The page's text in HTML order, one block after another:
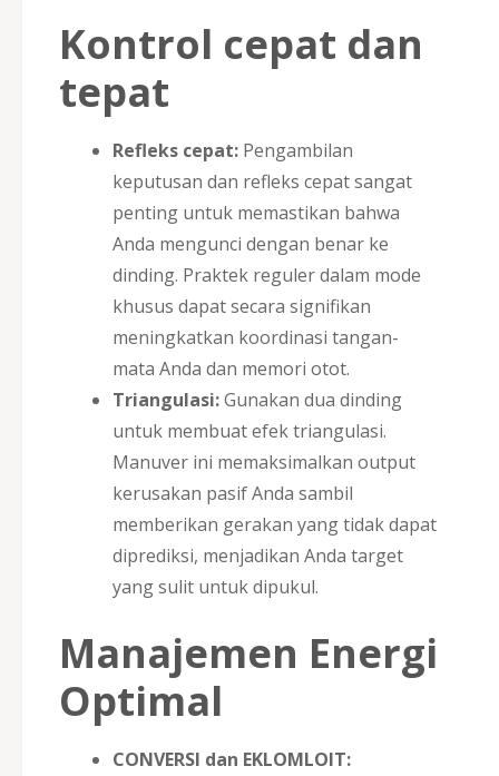
Kontrol cepat dan
tepat
Refleks cepat: Pengambilan
keputusan dan refleks cepat sangat
penting untuk memastikan bahwa
Anda mengunci dengan benar ke
dinding. Praktek reguler dalam mode
khusus dapat secara signifikan
meningkatkan koordinasi tangan-
mata Anda dan memori otot.
Triangulasi:Gunakan dua dinding
untuk membuat efek triangulasi.
Manuver ini memaksimalkan output
kerusakan pasif Anda sambil
memberikan gerakan yang tidak dapat
diprediksi, menjadikan Anda target
yang sulit untuk dipukul.
Manajemen Energi
Optimal
CONVERSI dan EKLOMLOIT: